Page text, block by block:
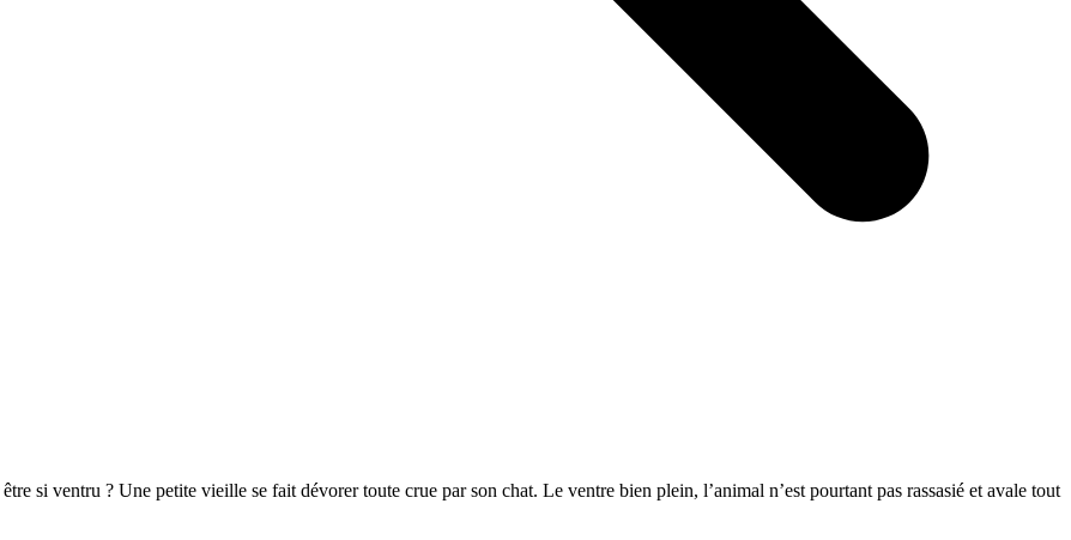
si ventru ? Une petite vieille se fait dévorer toute crue par son chat. Le ventre bien plein, l’animal n’est pourtant pas rassasié et avale tout